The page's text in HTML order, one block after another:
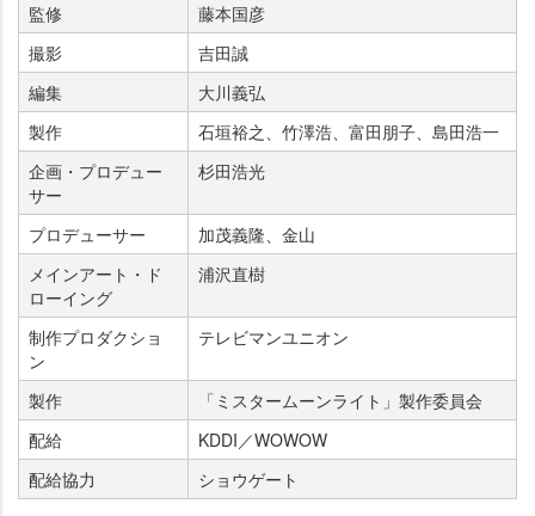
監修
藤本国彦
撮影
吉田誠
編集
大川義弘
製作
石垣裕之、竹澤浩、富田朋子、島田浩一
企画・プロデュー
サー
杉田浩光
プロデューサー
加茂義隆、金山
メインアート・ド
ローイング
浦沢直樹
制作プロダクショ
ン
テレビマンユニオン
製作
「ミスタームーンライト」製作委員会
配給
KDDI／WOWOW
配給協力
ショウゲート